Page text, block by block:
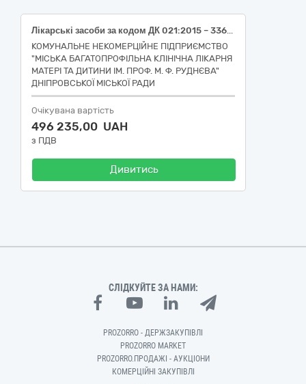
Лікарські засоби за кодом ДК 021:2015 – 33600000-6 «Фармацевтична продукція»: Амоксицилін і клавуланова кислота, порошок для ін'єкцій/інфузій 1,2 гр (Amoxicillin and beta-lactamase inhibitor, 33651100-9 Протибактеріальні засоби для системного застосування)
КОМУНАЛЬНЕ НЕКОМЕРЦІЙНЕ ПІДПРИЄМСТВО
"МІСЬКА БАГАТОПРОФІЛЬНА КЛІНІЧНА ЛІКАРНЯ
МАТЕРІ ТА ДИТИНИ ІМ. ПРОФ. М. Ф. РУДНЄВА"
ДНІПРОВСЬКОЇ МІСЬКОЇ РАДИ
Очікувана вартість
496 235,00 UAH
з ПДВ
Дивитись
СЛІДКУЙТЕ ЗА НАМИ:
PROZORRO - ДЕРЖЗАКУПІВЛІ
PROZORRO MARKET
PROZORRO.ПРОДАЖІ - АУКЦІОНИ
КОМЕРЦІЙНІ ЗАКУПІВЛІ